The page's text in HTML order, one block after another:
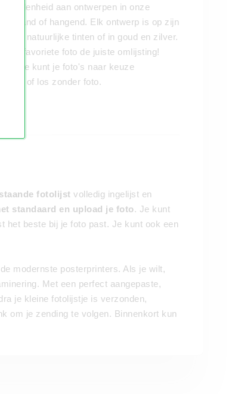
aan ontwerpen in onze
staand of hangend. Elk ontwerp is op zijn
wit, in natuurlijke tinten of in goud en zilver.
je favoriete foto de juiste omlijsting!
, dus je kunt je foto's naar keuze
of los zonder foto.
staande fotolijst volledig ingelijst en
standaard en upload je foto. Je kunt
het beste bij je foto past. Je kunt ook een
modernste posterprinters. Als je wilt,
Met een perfect aangepaste,
je kleine fotolijstje is verzonden,
om je zending te volgen. Binnenkort kun